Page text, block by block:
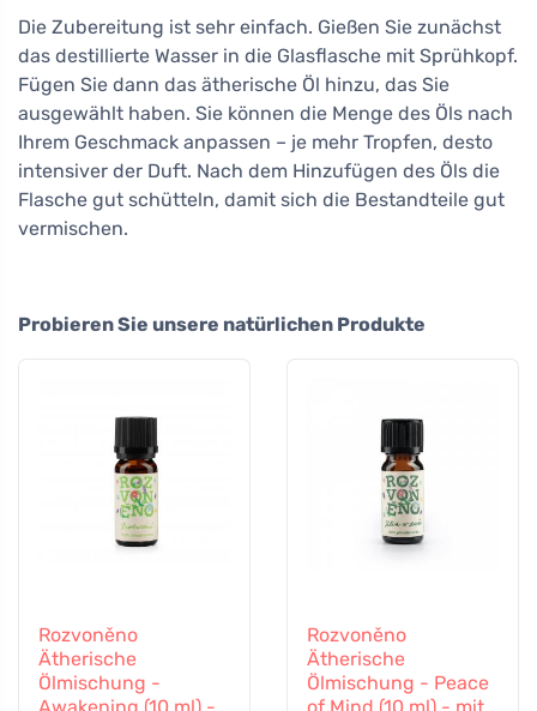
Die Zubereitung ist sehr einfach. Gießen Sie zunächst
das destillierte Wasser in die Glasflasche mit Sprühkopf.
Fügen Sie dann das ätherische Öl hinzu, das Sie
ausgewählt haben. Sie können die Menge des Öls nach
Ihrem Geschmack anpassen – je mehr Tropfen, desto
intensiver der Duft. Nach dem Hinzufügen des Öls die
Flasche gut schütteln, damit sich die Bestandteile gut
vermischen.
Probieren Sie unsere natürlichen Produkte
Rozvoněno
Ätherische
Ölmischung -
Rozvoněno
Ätherische
Ölmischung - Peace